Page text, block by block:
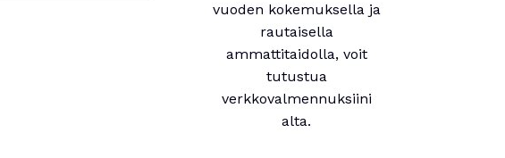
vuoden kokemuksella ja
rautaisella
ammattitaidolla, voit
tutustua
verkkovalmennuksiini
alta.